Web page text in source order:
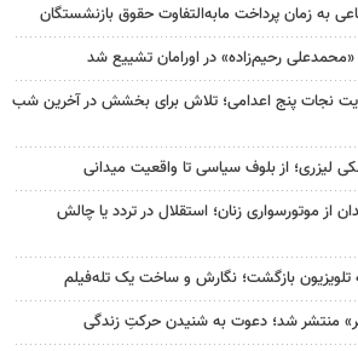
به زمان پرداخت مابه‌التفاوت حقوق بازنشستگان
رحیم‌زاده» در اورامان تشییع شد
نجات پنج اعدامی؛ تلاش برای بخشش در آخرین شب
لیزری؛ از بلوف سیاسی تا واقعیت میدانی
از موتورسواری زنان؛ استقلال در تردد یا چالش
تلویزیون بازگشت؛ نگارش و ساخت یک تله‌فیلم
منتشر شد؛ دعوت به شنیدن حرکتِ زندگی